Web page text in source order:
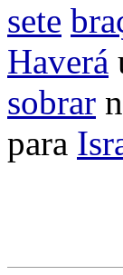
sete
Haverá
sobrar
para